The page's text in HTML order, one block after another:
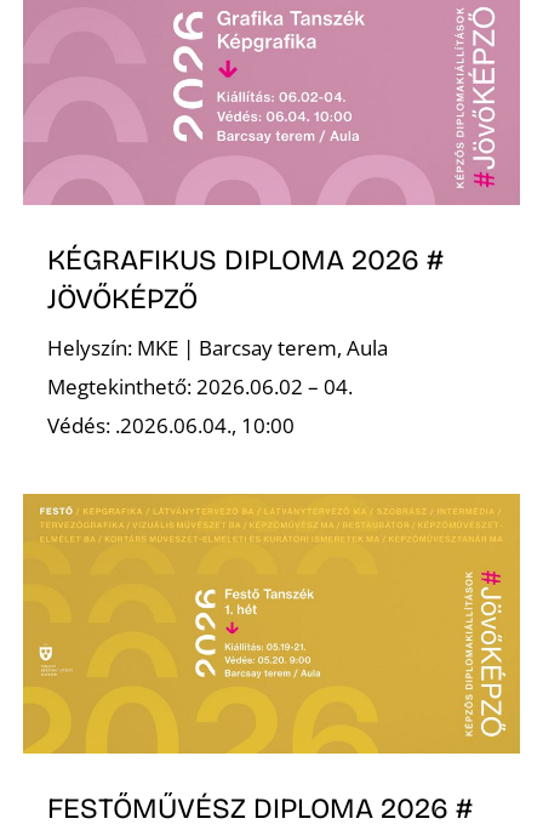
KÉGRAFIKUS DIPLOMA 2026 #
JÖVŐKÉPZŐ
Helyszín: MKE | Barcsay terem, Aula
Megtekinthető: 2026.06.02 – 04.
Védés: .2026.06.04., 10:00
FESTŐMŰVÉSZ DIPLOMA 2026 #